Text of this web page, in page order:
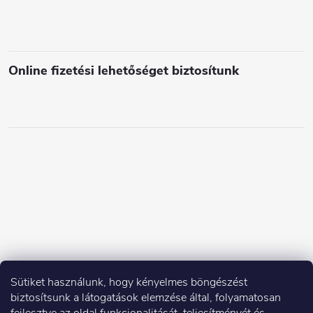
Sütiket használunk, hogy kényelmes böngészést
biztosítsunk a látogatások elemzése által, folyamatosan
Online fizetési lehetőséget biztosítunk